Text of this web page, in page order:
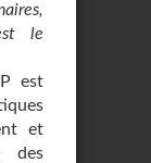
le
est
et
des